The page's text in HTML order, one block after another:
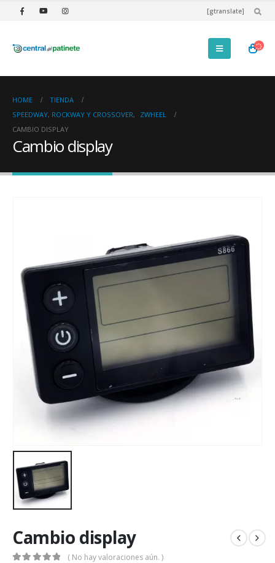
[gtranslate]
HOME
TIENDA
SPEEDWAY, ROCKWAY Y CROSSOVER,
ZWHEEL
CAMBIO DISPLAY
Cambio display
Cambio display
( No hay valoraciones aún. )